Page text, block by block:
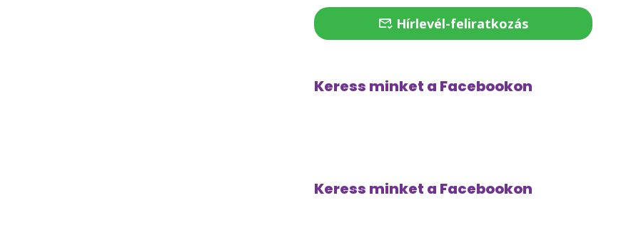
Hírlevél-feliratkozás
Keress minket a Facebookon
Keress minket a Facebookon